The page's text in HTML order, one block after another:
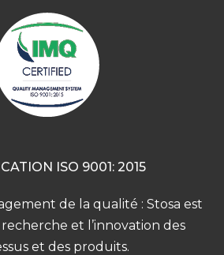
ISO 9001: 2015
de la qualité : Stosa est
et l’innovation des
et des produits.